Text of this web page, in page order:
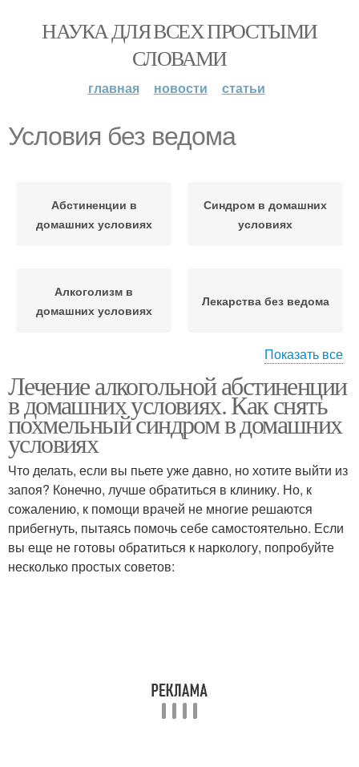
НАУКА ДЛЯ ВСЕХ ПРОСТЫМИ
СЛОВАМИ
главная новости статьи
Условия без ведома
Абстиненции в
домашних условиях
Синдром в домашних
условиях
Алкоголизм в
домашних условиях
Лекарства без ведома
домашних условиях
Показать все
Лечение алкогольной абстиненции
в домашних условиях. Как снять
похмельный синдром в домашних
условиях
Что делать, если вы пьете уже давно, но хотите выйти из
запоя? Конечно, лучше обратиться в клинику. Но, к
сожалению, к помощи врачей не многие решаются
прибегнуть, пытаясь помочь себе самостоятельно. Если
вы еще не готовы обратиться к наркологу, попробуйте
несколько простых советов: